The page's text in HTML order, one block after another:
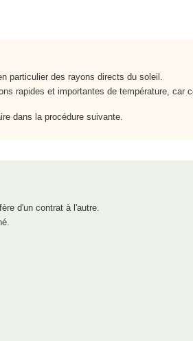
particulier des rayons directs du soleil.
rapides et importantes de température, car
dans la procédure suivante.
d'un contrat à l'autre.